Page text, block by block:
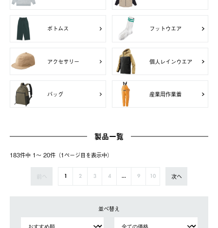
ボトムス フットウエア
アクセサリー 個人レインウエア
バッグ 産業用作業着
製品一覧
183件中 1〜 20件（1ページ⽬を表⽰中）
前へ 1 2 3 4 ... 9 10 次へ
並べ替え